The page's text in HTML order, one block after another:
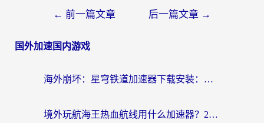
← 前一篇文章 后一篇文章 →
国外加速国内游戏
海外崩坏：星穹铁道加速器下载安装：一份给游子的终极网络指南
境外玩航海王热血航线用什么加速器？2026海外玩家实测最优方案（附欧洲问道堡垒前线加速技巧）